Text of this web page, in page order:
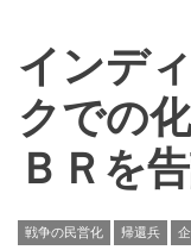
インデ
クでの
ＢＲを
戦争の民営化 帰還兵